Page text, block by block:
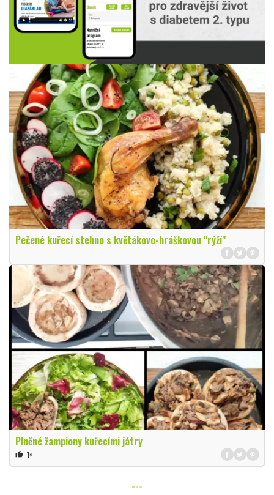
Pečené kuřecí stehno s květákovo-hráškovou "rýží"
Plněné žampiony kuřecími játry
thumb_up 1×